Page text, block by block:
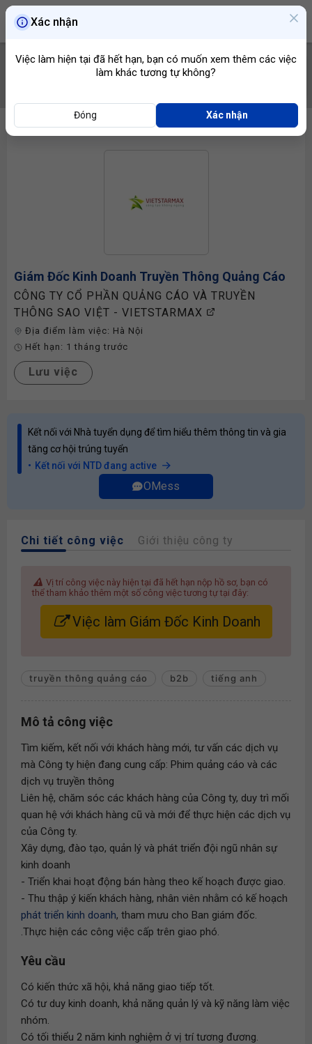
Giám Đốc Kinh Doanh Truyền Thông Quảng Cáo
CÔNG TY CỔ PHẦN QUẢNG CÁO VÀ TRUYỀN
THÔNG SAO VIỆT - VIETSTARMAX
Địa điểm làm việc: Hà Nội
Hết hạn: 1 tháng trước
Lưu việc
Kết nối với Nhà tuyển dụng để tìm hiểu thêm thông tin và gia
tăng cơ hội trúng tuyển
Kết nối với NTD đang active
OMess
Chi tiết công việc Giới thiệu công ty
Vị trí công việc này hiện tại đã hết hạn nộp hồ sơ, bạn có
thể tham khảo thêm một số công việc tương tự tại đây:
Việc làm Giám Đốc Kinh Doanh
truyền thông quảng cáo b2b tiếng anh
Mô tả công việc
Tìm kiếm, kết nối với khách hàng mới, tư vấn các dịch vụ
mà Công ty hiện đang cung cấp: Phim quảng cáo và các
dịch vụ truyền thông
Liên hệ, chăm sóc các khách hàng của Công ty, duy trì mối
quan hệ với khách hàng cũ và mới để thực hiện các dịch vụ
của Công ty.
Xây dựng, đào tạo, quản lý và phát triển đội ngũ nhân sự
kinh doanh
- Triển khai hoạt động bán hàng theo kế hoạch được giao.
- Thu thập ý kiến khách hàng, nhân viên nhằm có kế hoạch
phát triển kinh doanh, tham mưu cho Ban giám đốc.
.Thực hiện các công việc cấp trên giao phó.
Yêu cầu
Có kiến thức xã hội, khả năng giao tiếp tốt.
Có tư duy kinh doanh, khả năng quản lý và kỹ năng làm việc
nhóm.
Có tối thiểu 2 năm kinh nghiệm ở vị trí tương đương.
Xác nhận
Việc làm hiện tại đã hết hạn, bạn có muốn xem thêm các việc
làm khác tương tự không?
Đóng Xác nhận